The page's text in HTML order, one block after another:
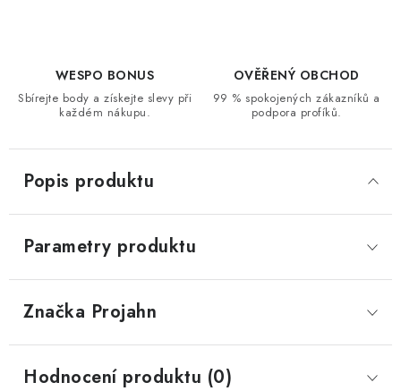
WESPO BONUS
Sbírejte body a získejte slevy při
každém nákupu.
OVĚŘENÝ OBCHOD
99 % spokojených zákazníků a
podpora profíků.
Popis produktu
Parametry produktu
Značka Projahn
Hodnocení produktu (0)